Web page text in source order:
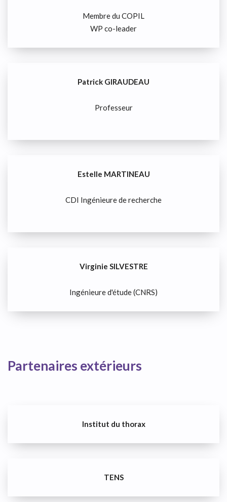
Membre du COPIL
WP co-leader
Patrick GIRAUDEAU
Professeur
Estelle MARTINEAU
CDI Ingénieure de recherche
Virginie SILVESTRE
Ingénieure d'étude (CNRS)
Partenaires extérieurs
Institut du thorax
TENS